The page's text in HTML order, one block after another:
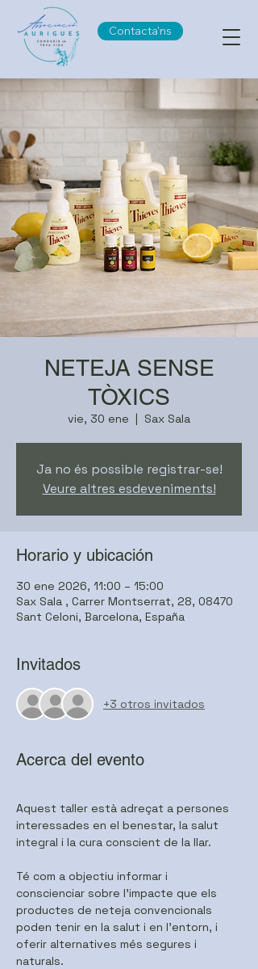
Contacta'ns
NETEJA SENSE
TÒXICS
vie, 30 ene
  |
Sax Sala
Ja no és possible registrar-se!
Veure altres esdeveniments!
Horario y ubicación
30 ene 2026, 11:00 – 15:00
Sax Sala , Carrer Montserrat, 28, 08470
Sant Celoni, Barcelona, España
Invitados
+3 otros invitados
Acerca del evento
Aquest taller està adreçat a persones
interessades en el benestar, la salut
integral i la cura conscient de la llar.
Té com a objectiu informar i
conscienciar sobre l’impacte que els
productes de neteja convencionals
poden tenir en la salut i en l’entorn, i
oferir alternatives més segures i
naturals.